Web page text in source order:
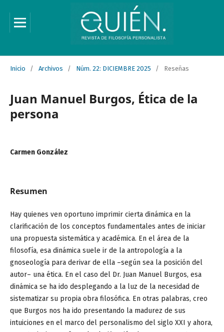
Inicio / Archivos / Núm. 22: DICIEMBRE 2025 / Reseñas
Juan Manuel Burgos, Ética de la
persona
Carmen González
Resumen
Hay quienes ven oportuno imprimir cierta dinámica en la
clarificación de los conceptos fundamentales antes de iniciar
una propuesta sistemática y académica. En el área de la
filosofía, esa dinámica suele ir de la antropología a la
gnoseología para derivar de ella –según sea la posición del
autor– una ética. En el caso del Dr. Juan Manuel Burgos, esa
dinámica se ha ido desplegando a la luz de la necesidad de
sistematizar su propia obra filosófica. En otras palabras, creo
que Burgos nos ha ido presentando la madurez de sus
intuiciones en el marco del personalismo del siglo XXI y ahora,